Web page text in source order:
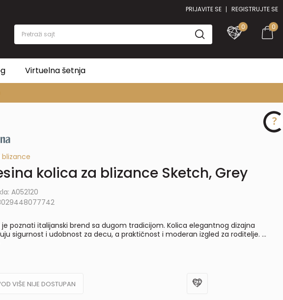
PRIJAVITE SE REGISTRUJTE SE
Pretraži sajt
0
0
Virtuelna šetnja
blizance
kolica za blizance Sketch, Grey
A052120
je poznati italijanski brend sa dugom tradicijom. Kolica elegantnog dizajna
sigurnost i udobnost za decu, a praktičnost i moderan izgled za roditelje. ...
VIŠE NIJE DOSTUPAN